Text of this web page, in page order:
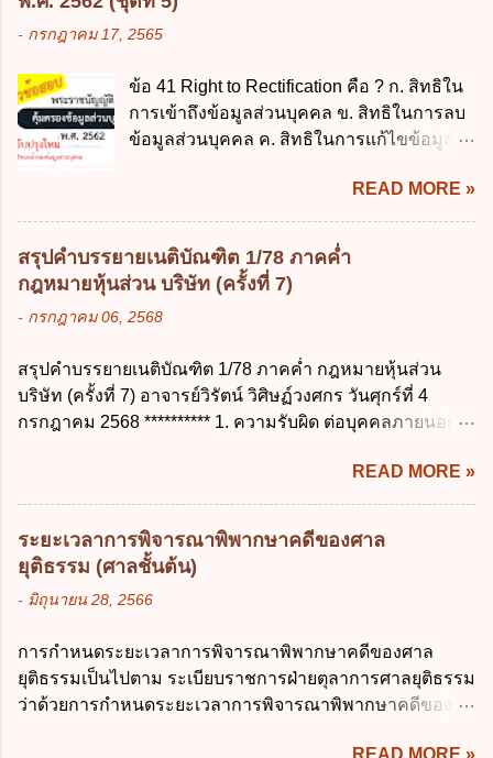
สำรองจ่ายได้แห่งละไม่เกินเท่าใร ก. 100,000
บาท ข. 50,000 บาท ค. 30,000 บาท ง. 10,000
บาท ข้อ 4 ดอกเบี้ยที่เกิดจากการนำเงินทดรอง
ราชการจำนวนที่เกินกว่า...
นับแต่วันที่คลอดบุตร ง. ลาได้ครั้งหนึ่งติดต่อ
กันไม่เกิน 15 วันทำการ ข้อ 13 สิทธิลากิจส่วน
เกิน 90 วัน ข. ลาต่อเนื่องจากการคลอดบุตรได้
ไม่เกิน 90 วันทำการ ค. ลาได้ไม่เกิน 120 วัน
ง. ลาต่อเนื่องจากการคลอดบุตรได้ไม่เกิน 150
รัฐมนตรี ว่าด้วยการลาของข้าราชการ พ.ศ.
2555 กำหนดให้ข้าราชการที่รับราชการติดต่อ
กันมาแล้วไม่น้อยกว่า 10 ปี มีสิทธินำวันลาพัก
ผ่อนสะสมรวมกับวันลาพักผ่อนในปีปัจจุบันได้
15 การลาติดตามคู่สมรส ต้องมีระยะเวลาไม่
เกินกำหนดในข้อใดเพื่อมิให้มีผลเป็นการลา
ออกจากราชการ ก. ไม่เกิน 2 ปี ข. ไม่เกิน 3...
- กรกฎาคม 17, 2565
ข้อ 41 Right to Rectification คือ ? ก. สิทธิใน
การเข้าถึงข้อมูลส่วนบุคคล ข. สิทธิในการลบ
ข้อมูลส่วนบุคคล ค. สิทธิในการแก้ไขข้อมูล
การประมวลผลข้อมูลส่วนบุคคล ข้อ 42 ผู้
ควบคุมข้อมูลส่วนบุคคลต้องแก้ไขข้อมูลส่วน
บุคคลตามหลักการข้อใด ก. ถูกต้อง เป็น
ปัจจุบัน ข. สมบูรณ์ ค. ไม่ก่อให้เกิดความ
เข้าใจผิด ง. ถูกทุกข้อ ข้อ 43 มาตรการทาง
กฎหมายคุ้มครองข้อมูลส่วนบุคคล ในกรณีผู้
ข้อมูลส่วนบุคคลให้ถูกต้อง ก. ร้องทุกข์ ข. ร้อง
เรียน ค. อุทธรณ์ ง. ฟ้องร้อง ข้อ 44 หลักการ
สำคัญของสิทธิในการลบข้อมูลส่วนบุคคล คือ
ลบข้อมูลส่วนบุคคล ข. ขอให้ทำลายข้อมูล
ส่วนบุคคล ค. ทำให้ข้อมูลส่วนบุคคลไม่
สามารถระบุถึงตนได้ ง. ถูกทุกข้อ ข้อ 45
เงื่อนไข ในการใช้สิทธิลบข้อมูลส่วนบุคคล ข้อ
ส่วนบุคคลที่ไม่สมบูรณ์ ค. เจ้าของข้อมูลส่วน
บุคคลถอนความยินยอมในการเก็บรวบรวม
ใช้หรือเปิดเผยข้อมูลส่วนบุคคล ง. ข้อมูลส่วน
READ MORE »
สรุปคำบรรยายเนติบัณฑิต 1/78 ภาคค่ำ
กฎหมายหุ้นส่วน บริษัท (ครั้งที่ 7)
- กรกฎาคม 06, 2568
สรุปคำบรรยายเนติบัณฑิต 1/78 ภาคค่ำ กฎหมายหุ้นส่วน
บริษัท (ครั้งที่ 7) อาจารย์วิรัตน์ วิศิษฏ์วงศกร วันศุกร์ที่ 4
กรกฎาคม 2568 ********** 1. ความรับผิด ต่อบุคคลภายนอก
คนใดคนหนึ่งได้จัดทำไปในทางที่เป็น ธรรมดาการค้าขาย
ของห้างหุ้นส่วน ม.1050 , 1025 โดยพิจารณาตามสภาพแห่ง
กิจการ การงานของห้าง และประเพณีทางการค้า -หุ้นส่วน
ต้องจัดการในนามของห้าง ไม่ว่าจะมีมูลเหตุจูงใจเพราะทุจริต
หรือมีอำนาจจัดการหรือไม่ก็ตาม จึงเป็นไปตามหลักกฎหมาย
ปิดปากหุ้นส่วนคนอื่น และหลักลูกหนี้ร่วมตามม.291 เพื่อ
เกิดมูลหนี้ใดก็ตาม รวมถึงมูลละเมิด 1.1) กรณีห้างหุ้นส่วน
สามัญจดทะเบียน เมื่อห้าง ผิดนัด ชำระหนี้ เจ้าหนี้ของห้างฯ
ชอบที่จะเรียกให้ชำระหนี้เอาแต่ผู้เป็นหุ้นส่วนคนใคคนหนึ่ง
READ MORE »
ระยะเวลาการพิจารณาพิพากษาคดีของศาล
ยุติธรรม (ศาลชั้นต้น)
- มิถุนายน 28, 2566
การกำหนดระยะเวลาการพิจารณาพิพากษาคดีของศาล
ยุติธรรมเป็นไปตาม ระเบียบราชการฝ่ายตุลาการศาลยุติธรรม
ว่าด้วยการกำหนดระยะเวลาการพิจารณาพิพากษาคดีของ
READ MORE »